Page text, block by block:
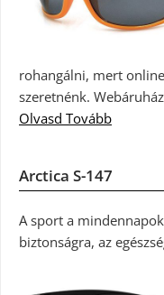
rohangálni, mert
szeretnénk.
Olvasd Tovább
Arctica S-147
A sport a
biztonságra, az